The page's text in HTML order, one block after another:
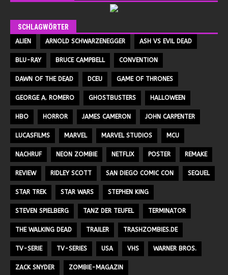
SCHLAGWÖRTER
ALIEN ARNOLD SCHWARZENEGGER ASH VS EVIL DEAD
BLU-RAY BRUCE CAMPBELL CONVENTION
DAWN OF THE DEAD DCEU GAME OF THRONES
GEORGE A. ROMERO GHOSTBUSTERS HALLOWEEN
HBO HORROR JAMES CAMERON JOHN CARPENTER
LUCASFILMS MARVEL MARVEL STUDIOS MCU
NACHRUF NEON ZOMBIE NETFLIX POSTER REMAKE
REVIEW RIDLEY SCOTT SAN DIEGO COMIC CON SEQUEL
STAR TREK STAR WARS STEPHEN KING
STEVEN SPIELBERG TANZ DER TEUFEL TERMINATOR
THE WALKING DEAD TRAILER TRASHZOMBIES.DE
TV-SERIE TV-SERIES USA VHS WARNER BROS.
ZACK SNYDER ZOMBIE-MAGAZIN